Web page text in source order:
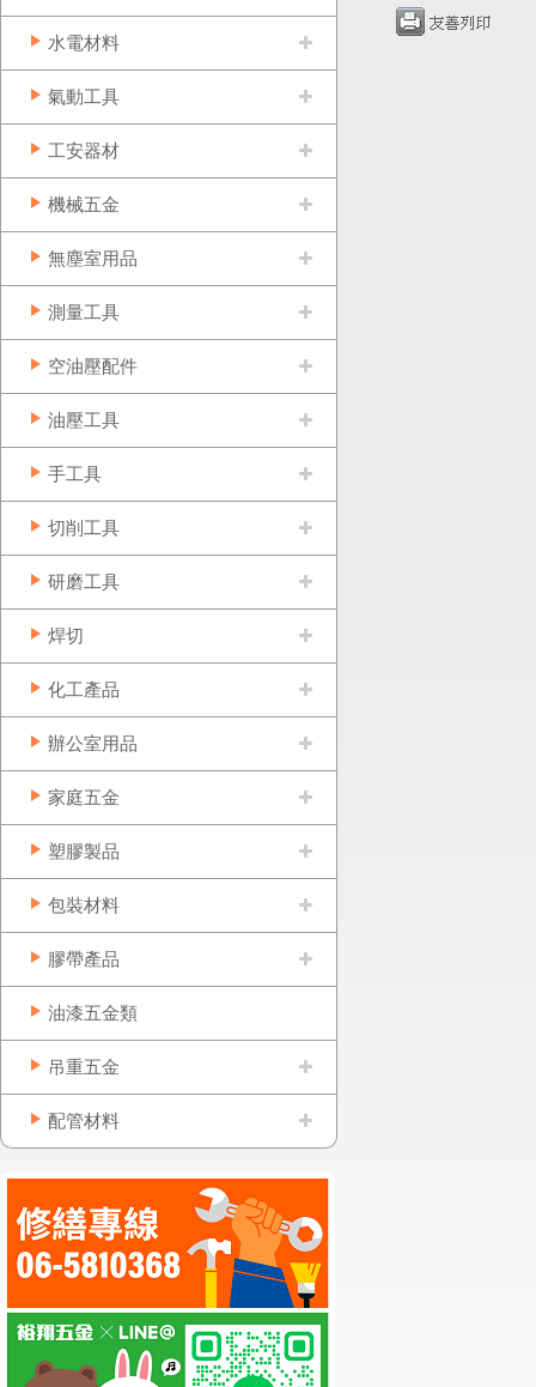
水電材料
氣動工具
工安器材
機械五金
無塵室用品
測量工具
空油壓配件
油壓工具
手工具
切削工具
研磨工具
焊切
化工產品
辦公室用品
家庭五金
塑膠製品
包裝材料
膠帶產品
油漆五金類
吊重五金
配管材料